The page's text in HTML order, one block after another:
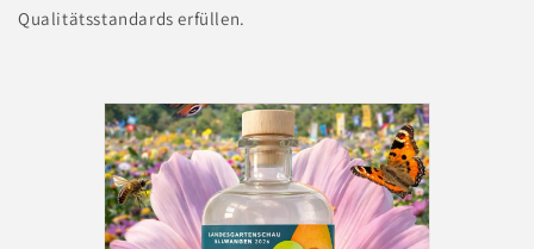
Qualitätsstandards erfüllen.